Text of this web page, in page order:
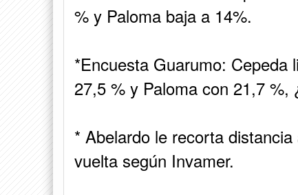
% y Paloma baja a 14%.
*Encuesta Guarumo: Cepeda
27,5 % y Paloma con 21,7 %,
* Abelardo le recorta
vuelta según Invamer.